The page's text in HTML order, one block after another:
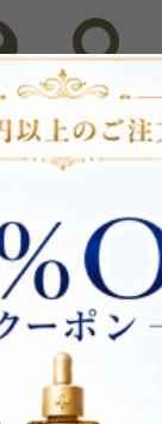
ェル
フェ
せ 検索
プレゼント！
ング ブ